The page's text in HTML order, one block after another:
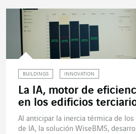
BUILDINGS INNOVATION
La IA, motor de
en los edificios
Al anticipar la inercia térmica de
de IA, la solución WiseBMS,